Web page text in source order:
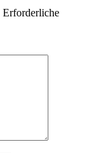
Erforderliche